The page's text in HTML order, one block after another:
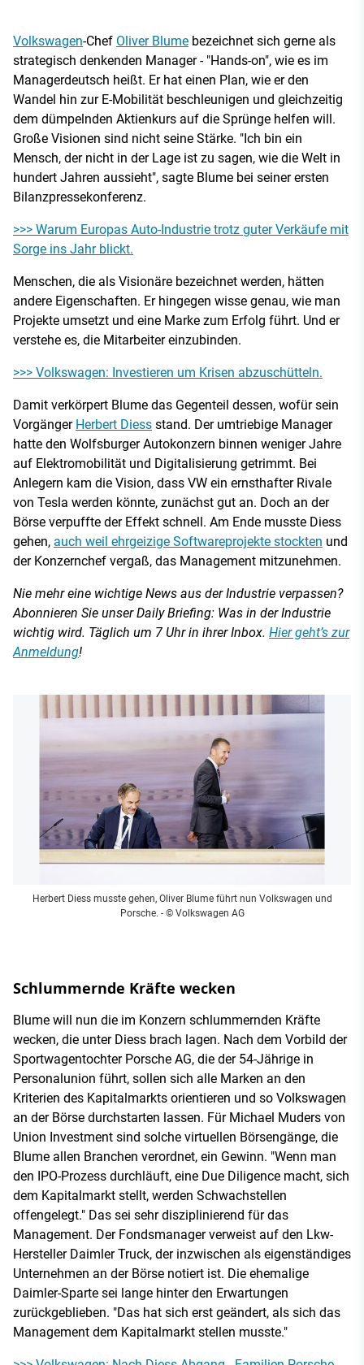
Volkswagen-Chef Oliver Blume bezeichnet sich gerne als
strategisch denkenden Manager - "Hands-on", wie es im
Managerdeutsch heißt. Er hat einen Plan, wie er den
Wandel hin zur E-Mobilität beschleunigen und gleichzeitig
dem dümpelnden Aktienkurs auf die Sprünge helfen will.
Große Visionen sind nicht seine Stärke. "Ich bin ein
Mensch, der nicht in der Lage ist zu sagen, wie die Welt in
hundert Jahren aussieht", sagte Blume bei seiner ersten
Bilanzpressekonferenz.
>>> Warum Europas Auto-Industrie trotz guter Verkäufe mit
Sorge ins Jahr blickt.
Menschen, die als Visionäre bezeichnet werden, hätten
andere Eigenschaften. Er hingegen wisse genau, wie man
Projekte umsetzt und eine Marke zum Erfolg führt. Und er
verstehe es, die Mitarbeiter einzubinden.
>>> Volkswagen: Investieren um Krisen abzuschütteln.
Damit verkörpert Blume das Gegenteil dessen, wofür sein
Vorgänger Herbert Diess stand. Der umtriebige Manager
hatte den Wolfsburger Autokonzern binnen weniger Jahre
auf Elektromobilität und Digitalisierung getrimmt. Bei
Anlegern kam die Vision, dass VW ein ernsthafter Rivale
von Tesla werden könnte, zunächst gut an. Doch an der
Börse verpuffte der Effekt schnell. Am Ende musste Diess
gehen, auch weil ehrgeizige Softwareprojekte stockten und
der Konzernchef vergaß, das Management mitzunehmen.
Nie mehr eine wichtige News aus der Industrie verpassen?
Abonnieren Sie unser Daily Briefing: Was in der Industrie
wichtig wird. Täglich um 7 Uhr in ihrer Inbox. Hier geht’s zur
Anmeldung!
Herbert Diess musste gehen, Oliver Blume führt nun Volkswagen und
Porsche. - © Volkswagen AG
Schlummernde Kräfte wecken
Blume will nun die im Konzern schlummernden Kräfte
wecken, die unter Diess brach lagen. Nach dem Vorbild der
Sportwagentochter Porsche AG, die der 54-Jährige in
Personalunion führt, sollen sich alle Marken an den
Kriterien des Kapitalmarkts orientieren und so Volkswagen
an der Börse durchstarten lassen. Für Michael Muders von
Union Investment sind solche virtuellen Börsengänge, die
Blume allen Branchen verordnet, ein Gewinn. "Wenn man
den IPO-Prozess durchläuft, eine Due Diligence macht, sich
dem Kapitalmarkt stellt, werden Schwachstellen
offengelegt." Das sei sehr disziplinierend für das
Management. Der Fondsmanager verweist auf den Lkw-
Hersteller Daimler Truck, der inzwischen als eigenständiges
Unternehmen an der Börse notiert ist. Die ehemalige
Daimler-Sparte sei lange hinter den Erwartungen
zurückgeblieben. "Das hat sich erst geändert, als sich das
Management dem Kapitalmarkt stellen musste."